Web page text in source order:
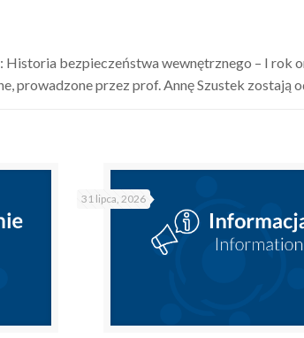
bezpieczeństwa wewnętrznego – I rok
prowadzone przez prof. Annę Szustek zostają
31 lipca, 2026